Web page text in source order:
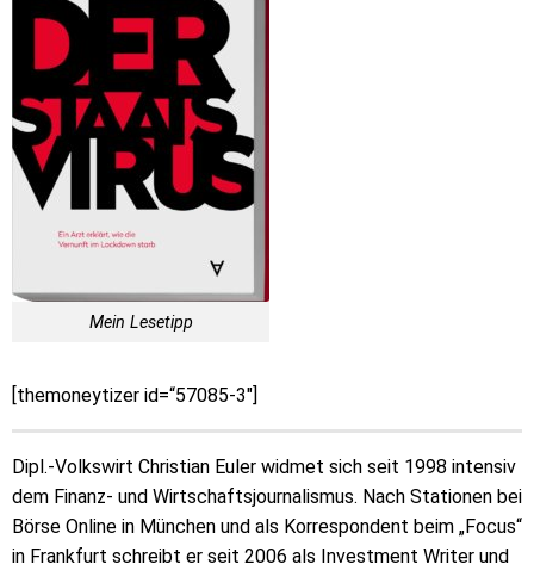
Mein Lesetipp
[themoneytizer id=“57085-3″]
Dipl.-Volkswirt Christian Euler widmet sich seit 1998 intensiv
dem Finanz- und Wirtschaftsjournalismus. Nach Stationen bei
Börse Online in München und als Korrespondent beim „Focus“
in Frankfurt schreibt er seit 2006 als Investment Writer und